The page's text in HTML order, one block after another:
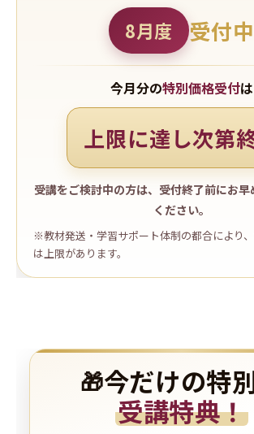
8月度 受付中
今月分の特別価格受付は
上限に達し次第
受講をご検討中の方は、受付終了前にお
ください。
※教材発送・学習サポート体制の都合により
は上限があります。
🎁今だけの特
受講特典！